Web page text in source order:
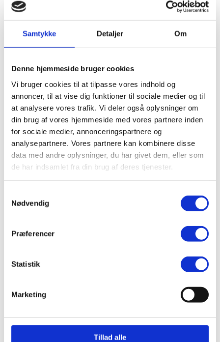
Samtykke Detaljer Om
Denne hjemmeside bruger cookies
Vi bruger cookies til at tilpasse vores indhold og
annoncer, til at vise dig funktioner til sociale medier og til
at analysere vores trafik. Vi deler også oplysninger om
din brug af vores hjemmeside med vores partnere inden
for sociale medier, annonceringspartnere og
analysepartnere. Vores partnere kan kombinere disse
data med andre oplysninger, du har givet dem, eller som
de har indsamlet fra din brug af deres tjenester.
Nødvendig
Præferencer
Statistik
Marketing
Tillad alle